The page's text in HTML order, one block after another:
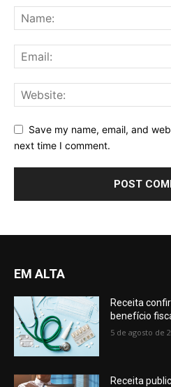
Save my name, email, and
next time I comment.
EM ALTA
Receita
benefício
5 de agosto de
Receita